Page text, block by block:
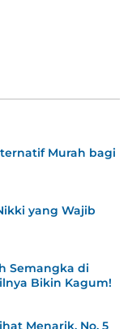
Murah bagi
yang Wajib
Semangka di
Bikin Kagum!
Menarik, No. 5